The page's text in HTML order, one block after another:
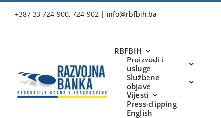
+387 33 724-900, 724-902 | info@rbfbih.ba
RBFBIH
Proizvodi i
usluge
Službene
objave
Vijesti
Press-clipping
English